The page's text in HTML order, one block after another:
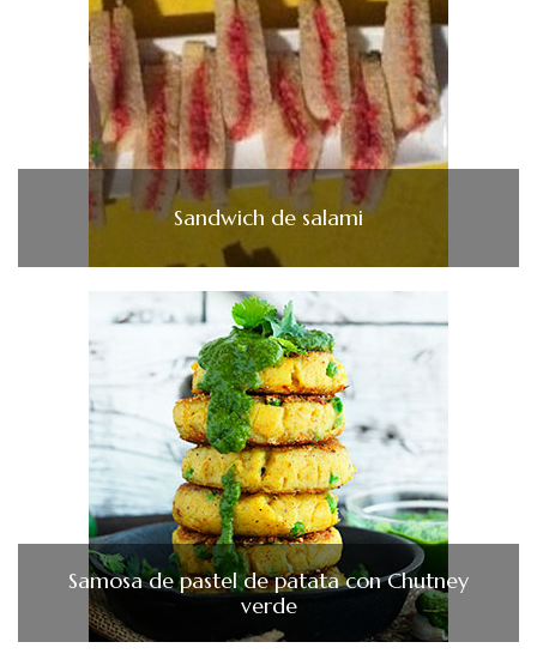
Sandwich de salami
Samosa de pastel de patata con Chutney
verde